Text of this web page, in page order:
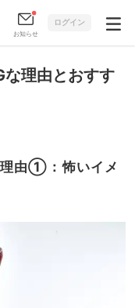
お知らせ
ログイン
理由とおすす
理由①：怖いイメ